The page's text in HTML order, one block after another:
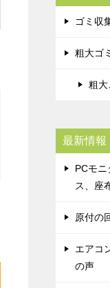
ゴミ収
粗大ゴ
粗大
最新情報
PCモ
ス、座
原付の
エアコ
の声